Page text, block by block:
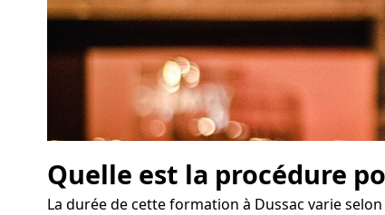
Quelle est la procédure
La durée de cette formation à Dussac varie